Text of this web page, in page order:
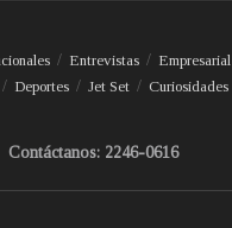
Entrevistas Empresarial
Deportes Jet Set Curiosidades
Contáctanos: 2246-0616